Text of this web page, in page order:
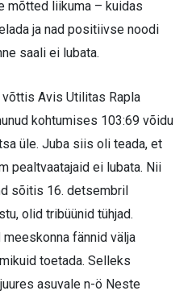
mõtted liikuma – kuidas
ja nad positiivse noodi
saali ei lubata.
võttis Avis Utilitas Rapla
kohtumises 103:69 võidu
üle. Juba siis oli teada, et
pealtvaatajaid ei lubata. Nii
sõitis 16. detsembril
olid tribüünid tühjad.
fännid välja
toetada. Selleks
asuvale n-ö Neste